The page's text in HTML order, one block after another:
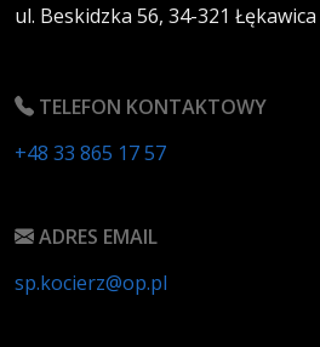
ul. Beskidzka 56, 34-321 Łękawica
TELEFON KONTAKTOWY
+48 33 865 17 57
ADRES EMAIL
sp.kocierz@op.pl